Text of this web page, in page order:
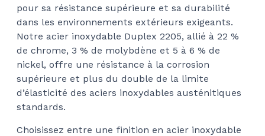
pour sa résistance supérieure et sa durabilité
dans les environnements extérieurs exigeants.
Notre acier inoxydable Duplex 2205, allié à 22 %
de chrome, 3 % de molybdène et 5 à 6 % de
nickel, offre une résistance à la corrosion
supérieure et plus du double de la limite
d’élasticité des aciers inoxydables austénitiques
standards.
Choisissez entre une finition en acier inoxydable